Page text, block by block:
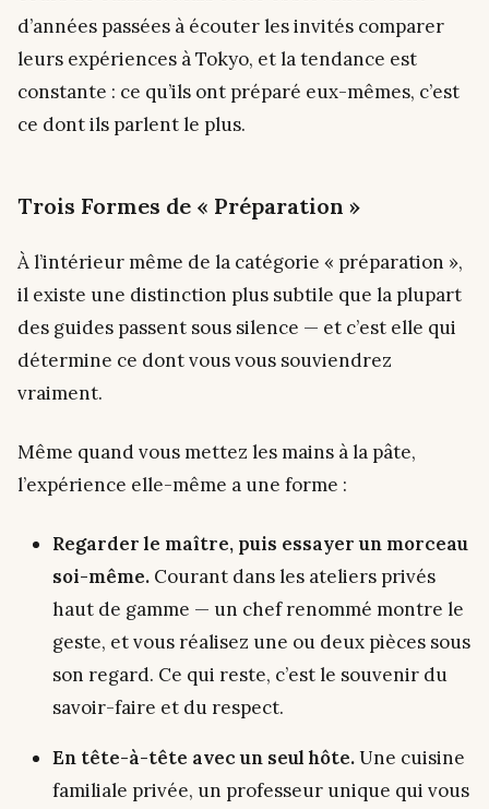
d’années passées à écouter les invités comparer
leurs expériences à Tokyo, et la tendance est
constante : ce qu’ils ont préparé eux-mêmes, c’est
ce dont ils parlent le plus.
Trois Formes de « Préparation »
À l’intérieur même de la catégorie « préparation »,
il existe une distinction plus subtile que la plupart
des guides passent sous silence — et c’est elle qui
détermine ce dont vous vous souviendrez
vraiment.
Même quand vous mettez les mains à la pâte,
l’expérience elle-même a une forme :
Regarder le maître, puis essayer un morceau
soi-même. Courant dans les ateliers privés
haut de gamme — un chef renommé montre le
geste, et vous réalisez une ou deux pièces sous
son regard. Ce qui reste, c’est le souvenir du
savoir-faire et du respect.
En tête-à-tête avec un seul hôte.Une cuisine
familiale privée, un professeur unique qui vous